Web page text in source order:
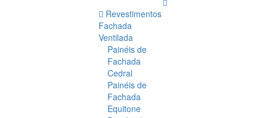
Revestimentos
Fachada
Ventilada
Painéis de
Fachada
Cedral
Painéis de
Fachada
Equitone